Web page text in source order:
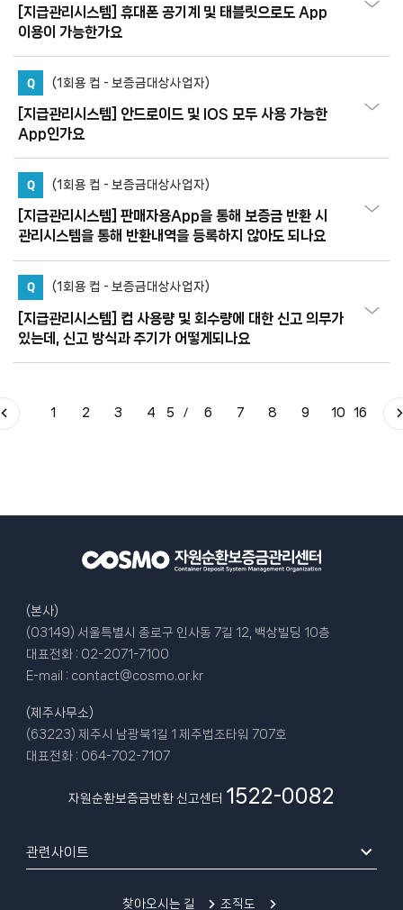
[지급관리시스템] 휴대폰 공기계 및 태블릿으로도 App
이용이 가능한가요
Q (1회용 컵 - 보증금대상사업자)
[지급관리시스템] 안드로이드 및 IOS 모두 사용 가능한
App인가요
Q (1회용 컵 - 보증금대상사업자)
[지급관리시스템] 판매자용App을 통해 보증금 반환 시
관리시스템을 통해 반환내역을 등록하지 않아도 되나요
Q (1회용 컵 - 보증금대상사업자)
[지급관리시스템] 컵 사용량 및 회수량에 대한 신고 의무가
있는데, 신고 방식과 주기가 어떻게되나요
1 2 3 4 5 6 7 8 9 10 16
(본사)
(03149) 서울특별시 종로구 인사동 7길 12, 백상빌딩 10층
대표전화 : 02-2071-7100
E-mail : contact@cosmo.or.kr
(제주사무소)
(63223) 제주시 남광북1길 1 제주법조타워 707호
대표전화 : 064-702-7107
자원순환보증금반환 신고센터 1522-0082
관련사이트
찾아오시는 길 조직도